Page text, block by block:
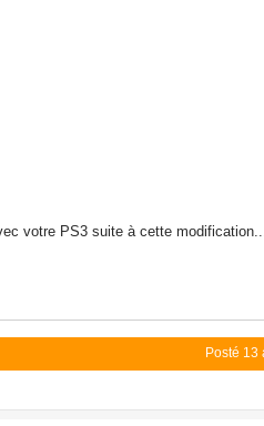
votre PS3 suite à cette
Posté 13